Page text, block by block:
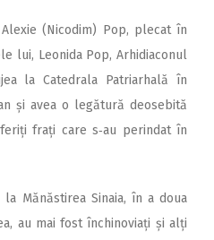
(Nicodim) Pop, plecat în
lui, Leonida Pop, Arhidiaconul
la Catedrala Patriarhală în
și avea o legătură deosebită
frați care s‑au perindat în
Mănăstirea Sinaia, în a doua
au mai fost închinoviați și alți